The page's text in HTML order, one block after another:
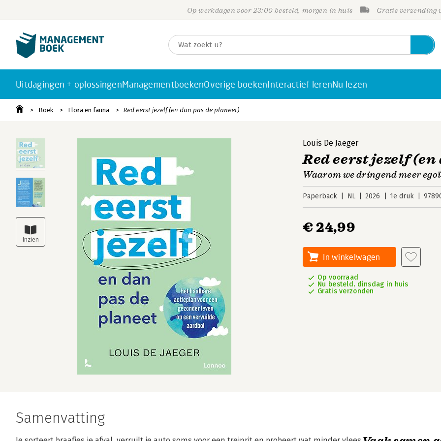
Op werkdagen voor 23:00 besteld, morgen in huis Gratis verzending
Uitdagingen + oplossingenManagementboekenOverige boekenInteractief lerenNu lezen
Boek Flora en fauna Red eerst jezelf (en dan pas de planeet)
Louis De Jaeger
Red eerst jezelf
Waarom we dringend meer
Paperback NL 2026 1e druk
€ 24,99
In winkelwagen
Op voorraad
Nu besteld, dinsdag in huis
Gratis verzonden
Samenvatting